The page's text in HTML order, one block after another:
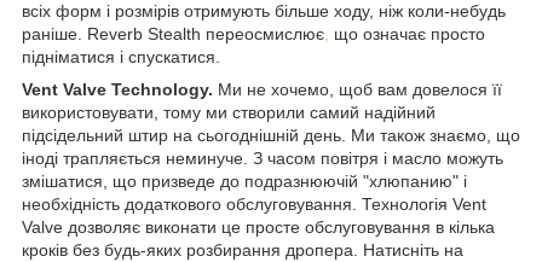
всіх форм і розмірів отримують більше ходу, ніж коли-небудь
раніше. Reverb Stealth переосмислює, що означає просто
підніматися і спускатися.
Vent Valve Technology. Ми не хочемо, щоб вам довелося її
використовувати, тому ми створили самий надійний
підсідельний штир на сьогоднішній день. Ми також знаємо, що
іноді трапляється неминуче. З часом повітря і масло можуть
змішатися, що призведе до подразнюючій "хлюпанию" і
необхідність додаткового обслуговування. Технологія Vent
Valve дозволяє виконати це просте обслуговування в кілька
кроків без будь-яких розбирання дропера. Натисніть на